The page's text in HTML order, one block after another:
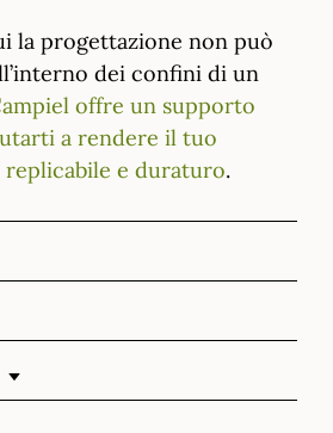
la progettazione non può
dei confini di un
offre un supporto
a rendere il tuo
e duraturo.